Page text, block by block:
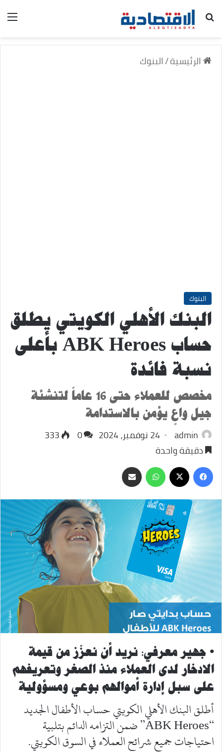
بحث عن
الرئيسية/البنوك
البنوك
البنك الأهلي الكويتي يطلق
حساب ABK Heroes بأعلى
نسبة فائدة
مخصص للعملاء حتى 16 عاماً لتنشئة
جيل واعٍ يؤمن بالاستدامة
admin 24 نوفمبر، 2024 0
333
دقيقة واحدة
فيسبوك
‫X واتسابمشاركة
عبر
البريد
• جهير معرفي: نريد أن نعزّز من قيمة
الادخار لدى العملاء منذ الصغر وتعريفهم
على سبل إدارة أموالهم بوعي ومسؤولية
أطلق البنك الأهلي الكويتي حساب الأطفال الجديد
“ABK Heroes” ضمن التزامه الدائم بتلبية
احتياجات جميع شرائح العملاء في السوق الكويتي.